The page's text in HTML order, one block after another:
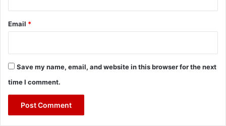
Email *
Save my name, email, and website in this browser for the next
time I comment.